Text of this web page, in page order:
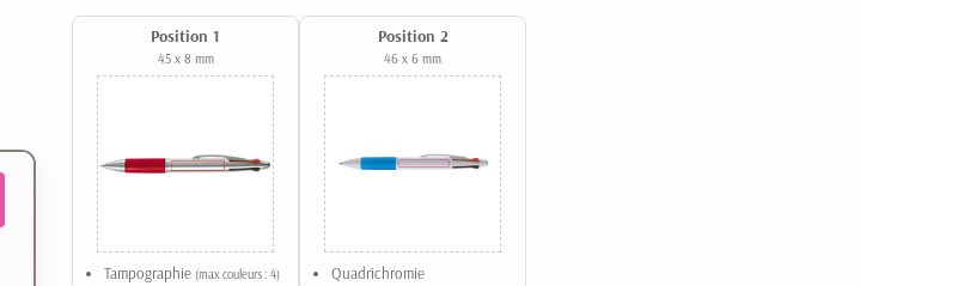
Position 1
45 x 8 mm
Tampographie (max couleurs : 4)
Position 2
46 x 6 mm
Quadrichromie